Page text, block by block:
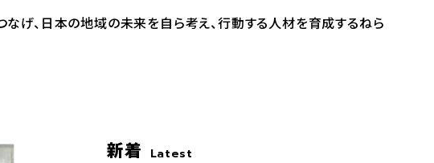
げ、日本の地域の未来を自ら考え、行動する人材を育成するねら
新着 Latest